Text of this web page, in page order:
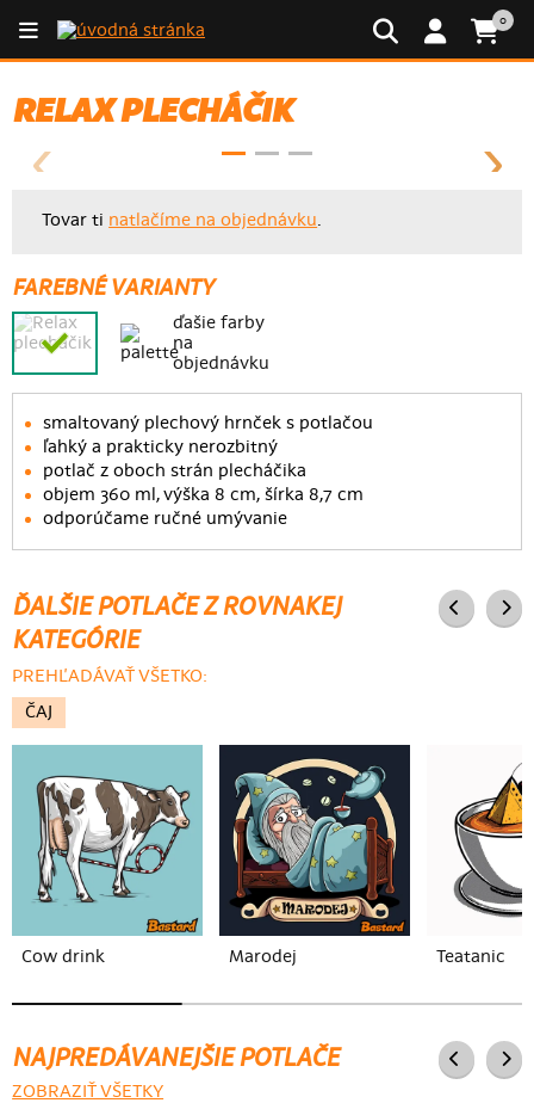
0
RELAX PLECHÁČIK
Tovar ti natlačíme na objednávku.
FAREBNÉ VARIANTY
ďašie farby
na
objednávku
smaltovaný plechový hrnček s potlačou
ľahký a prakticky nerozbitný
potlač z oboch strán plecháčika
objem 360 ml, výška 8 cm, šírka 8,7 cm
odporúčame ručné umývanie
ĎALŠIE POTLAČE Z ROVNAKEJ
KATEGÓRIE
PREHĽADÁVAŤ VŠETKO:
ČAJ
Cow drink Marodej Teatanic
NAJPREDÁVANEJŠIE POTLAČE
ZOBRAZIŤ VŠETKY